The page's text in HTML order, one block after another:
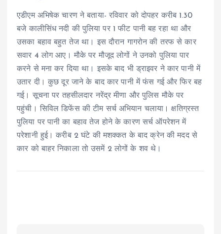
एडीएम अभिषेक चारण ने बताया- रविवार को दोपहर करीब 1.30
बजे कालीसिंध नदी की पुलिया पर 1 फीट पानी बह रहा था और
उसका बहाव बहुत तेज था। इस दौरान गागरोन की तरफ से कार
सवार 4 लोग आए। मौके पर मौजूद लोगों ने उनको पुलिया पार
करने से मना कर दिया था। इसके बाद भी ड्राइवर ने कार पानी में
उतार दी। कुछ दूर जाने के बाद कार पानी में फंस गई और फिर बह
गई। सूचना पर तहसीलदार नरेंद्र मीणा और पुलिस मौके पर
पहुंची। सिविल डिफेंस की टीम सर्च अभियान चलाया। क्षतिग्रस्त
पुलिया पर पानी का बहाव तेज होने के कारण सर्च ऑपरेशन में
परेशानी हुई। करीब 2 घंटे की मशक्कत के बाद क्रेन की मदद से
कार को बाहर निकाला तो उसमें 2 लोगों के शव थे।